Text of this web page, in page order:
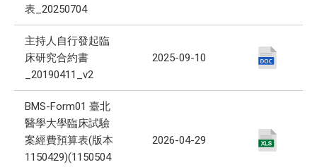
表_20250704
主持人自行發起臨
床研究合約書
_20190411_v2
2025-09-10
BMS-Form01 臺北
醫學大學臨床試驗
案經費預算表(版本
1150429)(1150504
2026-04-29